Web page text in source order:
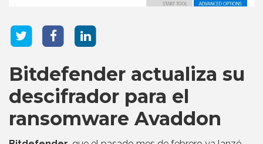
Bitdefender actualiza su
descifrador para el
ransomware Avaddon